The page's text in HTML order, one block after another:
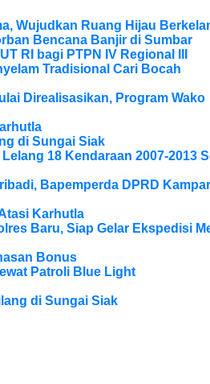
Wujudkan Ruang Hijau
Bencana Banjir di Sumbar
RI bagi PTPN IV Regional III
Tradisional Cari Bocah
Direalisasikan, Program Wako
di Sungai Siak
18 Kendaraan 2007-2013
Bapemperda DPRD Kampar
Karhutla
Baru, Siap Gelar Ekspedisi
Bonus
Patroli Blue Light
di Sungai Siak